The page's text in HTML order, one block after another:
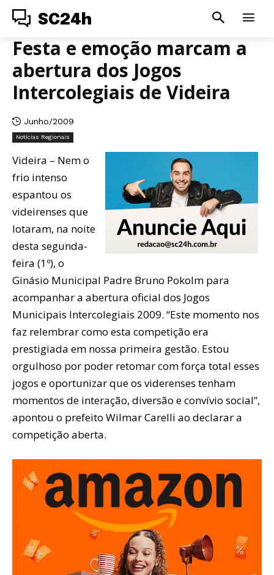
SC24h
Festa e emoção marcam a
abertura dos Jogos
Intercolegiais de Videira
Junho/2009
Notícias Regionais
Videira – Nem o
frio intenso
espantou os
videirenses que
lotaram, na noite
desta segunda-
feira (1º), o
Ginásio Municipal Padre Bruno Pokolm para
acompanhar a abertura oficial dos Jogos
Municipais Intercolegiais 2009. “Este momento nos
faz relembrar como esta competição era
prestigiada em nossa primeira gestão. Estou
orgulhoso por poder retomar com força total esses
jogos e oportunizar que os viderenses tenham
momentos de interação, diversão e convívio social”,
apontou o prefeito Wilmar Carelli ao declarar a
competição aberta.